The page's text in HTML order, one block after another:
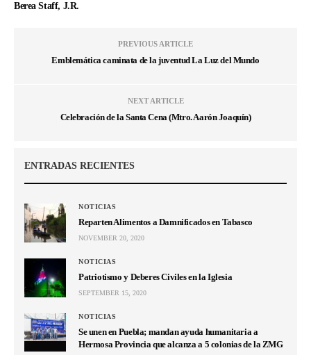
Berea Staff, J.R.
PREVIOUS ARTICLE
Emblemática caminata de la juventud La Luz del Mundo
NEXT ARTICLE
Celebración de la Santa Cena (Mtro. Aarón Joaquín)
ENTRADAS RECIENTES
NOTICIAS
Reparten Alimentos a Damnificados en Tabasco
NOVEMBER 20, 2020
NOTICIAS
Patriotismo y Deberes Civiles en la Iglesia
SEPTEMBER 15, 2020
NOTICIAS
Se unen en Puebla; mandan ayuda humanitaria a
Hermosa Provincia que alcanza a 5 colonias de la ZMG